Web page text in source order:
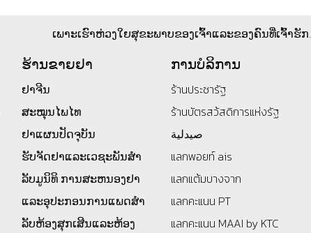
ເພາະເຮົາຫ່ວງໃຍສຸຂະພາບຂອງເຈົ້າແລະຂອງຄົນທີ່ເຈົ້າຮັກ.
ຮ້ານ​ຂາຍ​ຢາ
ຢາຈີນ
ສະໝຸນໄພໄທ
ຢາແຜນປັດຈຸບັນ
ຮັບຈັດຢາແລະເວຊະພັນສໍາ
ລັບມູນິທິ ການສະຫນອງຢາ
ແລະອຸປະກອນການແພດສໍາ
ລັບຫ້ອງສຸກເສີນແລະຫ້ອງ
ການບໍລິການ
ร้านประชารัฐ
ร้านบัตรสว้สดิการแห่งรัฐ
صيدلية
แลกพอยท์ ais
แลกแต้มบางจาก
แลกคะแนน PT
แลกคะแนน MAAI by KTC